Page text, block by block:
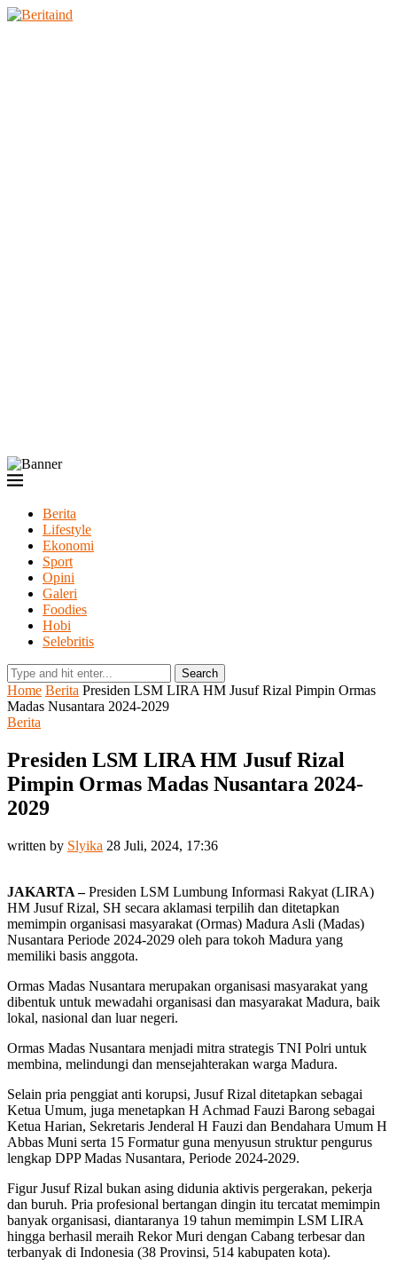
Berita
Lifestyle
Ekonomi
Sport
Opini
Galeri
Foodies
Hobi
Selebritis
Search
Home Berita Presiden LSM LIRA HM Jusuf Rizal Pimpin Ormas
Madas Nusantara 2024-2029
Berita
Presiden LSM LIRA HM Jusuf Rizal
Pimpin Ormas Madas Nusantara 2024-
2029
written by Slyika 28 Juli, 2024, 17:36
JAKARTA –Presiden LSM Lumbung Informasi Rakyat (LIRA)
HM Jusuf Rizal, SH secara aklamasi terpilih dan ditetapkan
memimpin organisasi masyarakat (Ormas) Madura Asli (Madas)
Nusantara Periode 2024-2029 oleh para tokoh Madura yang
memiliki basis anggota.
Ormas Madas Nusantara merupakan organisasi masyarakat yang
dibentuk untuk mewadahi organisasi dan masyarakat Madura, baik
lokal, nasional dan luar negeri.
Ormas Madas Nusantara menjadi mitra strategis TNI Polri untuk
membina, melindungi dan mensejahterakan warga Madura.
Selain pria penggiat anti korupsi, Jusuf Rizal ditetapkan sebagai
Ketua Umum, juga menetapkan H Achmad Fauzi Barong sebagai
Ketua Harian, Sekretaris Jenderal H Fauzi dan Bendahara Umum H
Abbas Muni serta 15 Formatur guna menyusun struktur pengurus
lengkap DPP Madas Nusantara, Periode 2024-2029.
Figur Jusuf Rizal bukan asing didunia aktivis pergerakan, pekerja
dan buruh. Pria profesional bertangan dingin itu tercatat memimpin
banyak organisasi, diantaranya 19 tahun memimpin LSM LIRA
hingga berhasil meraih Rekor Muri dengan Cabang terbesar dan
terbanyak di Indonesia (38 Provinsi, 514 kabupaten kota).